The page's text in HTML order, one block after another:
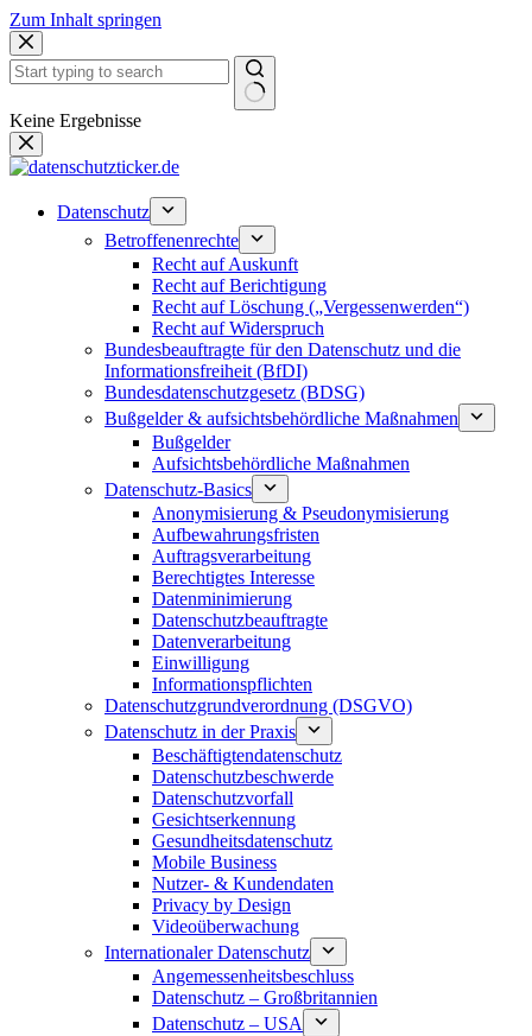
Zum Inhalt springen
Keine Ergebnisse
Datenschutz
Betroffenenrechte
Recht auf Auskunft
Recht auf Berichtigung
Recht auf Löschung („Vergessenwerden“)
Recht auf Widerspruch
Bundesbeauftragte für den Datenschutz und die
Informationsfreiheit (BfDI)
Bundesdatenschutzgesetz (BDSG)
Bußgelder & aufsichtsbehördliche Maßnahmen
Bußgelder
Aufsichtsbehördliche Maßnahmen
Datenschutz-Basics
Anonymisierung & Pseudonymisierung
Aufbewahrungsfristen
Auftragsverarbeitung
Berechtigtes Interesse
Datenminimierung
Datenschutzbeauftragte
Datenverarbeitung
Einwilligung
Informationspflichten
Datenschutzgrundverordnung (DSGVO)
Datenschutz in der Praxis
Beschäftigtendatenschutz
Datenschutzbeschwerde
Datenschutzvorfall
Gesichtserkennung
Gesundheitsdatenschutz
Mobile Business
Nutzer- & Kundendaten
Privacy by Design
Videoüberwachung
Internationaler Datenschutz
Angemessenheitsbeschluss
Datenschutz – Großbritannien
Datenschutz – USA